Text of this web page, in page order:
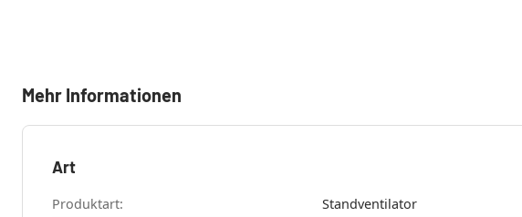
Mehr Informationen
Art
Produktart: Standventilator